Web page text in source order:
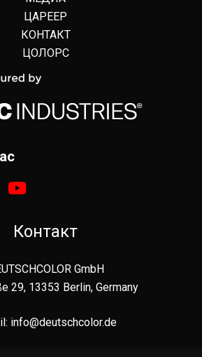
ЦАРЕЕР
КОНТАКТ
ЦОЛОРС
Контакт
GmbH
29, 13353 Berlin, Germany
info@deutschcolor.de